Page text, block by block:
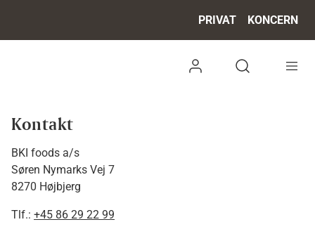
PRIVAT KONCERN
Log ind
Kontakt
BKI foods a/s
Søren Nymarks Vej 7
8270 Højbjerg
Tlf.: +45 86 29 22 99